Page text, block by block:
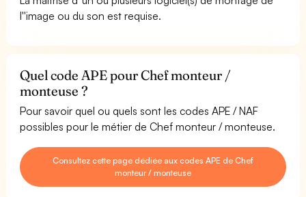
l''image ou du son est requise.
Quel code APE pour Chef monteur /
monteuse ?
Pour savoir quel ou quels sont les codes APE / NAF
possibles pour le métier de Chef monteur / monteuse.
Consultez cette page dédiée aux codes APE de Chef
monteur / monteuse